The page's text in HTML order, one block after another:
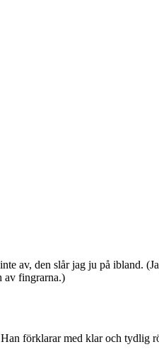
av, den slår jag ju på ibland.
av fingrarna.)
förklarar med klar och tydlig